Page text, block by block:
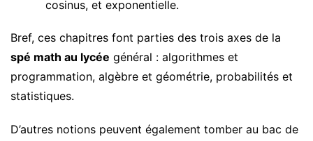
cosinus, et exponentielle.
Bref, ces chapitres font parties des trois axes de la
spé math au lycée général : algorithmes et
programmation, algèbre et géométrie, probabilités et
statistiques.
D’autres notions peuvent également tomber au bac de